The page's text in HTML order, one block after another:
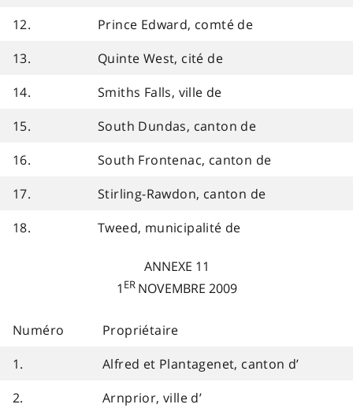
12.
Prince Edward, comté de
13.
Quinte West, cité de
14.
Smiths Falls, ville de
15.
South Dundas, canton de
16.
South Frontenac, canton de
17.
Stirling-Rawdon, canton de
18.
Tweed, municipalité de
ANNEXE 11
1 ER NOVEMBRE 2009
Numéro
Propriétaire
1.
Alfred et Plantagenet, canton d’
2.
Arnprior, ville d’